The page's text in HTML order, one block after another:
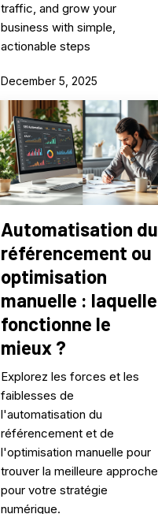
traffic, and grow your
business with simple,
actionable steps
December 5, 2025
Automatisation du
référencement ou
optimisation
manuelle : laquelle
fonctionne le
mieux ?
Explorez les forces et les
faiblesses de
l'automatisation du
référencement et de
l'optimisation manuelle pour
trouver la meilleure approche
pour votre stratégie
numérique.